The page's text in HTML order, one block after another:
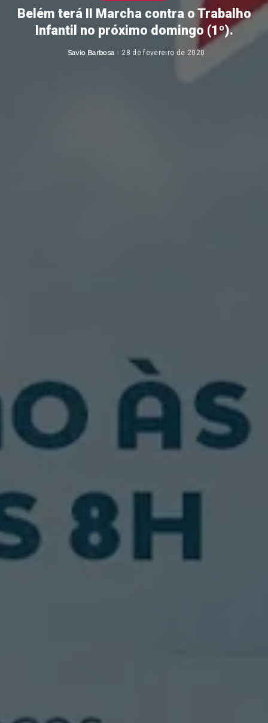
Belém terá II Marcha contra o Trabalho
Infantil no próximo domingo (1º).
Posted
Savio Barbosa 28 de fevereiro de 2020